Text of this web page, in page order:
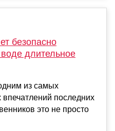
безопасно
длительное
из самых
последних
это не просто